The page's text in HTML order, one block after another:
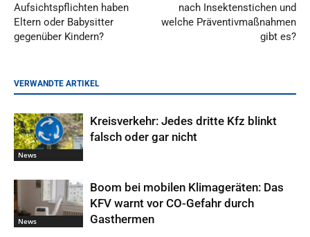
Aufsichtspflichten haben
Eltern oder Babysitter
gegenüber Kindern?
nach Insektenstichen und
welche Präventivmaßnahmen
gibt es?
VERWANDTE ARTIKEL
News
Kreisverkehr: Jedes dritte Kfz blinkt
falsch oder gar nicht
News
Boom bei mobilen Klimageräten: Das
KFV warnt vor CO-Gefahr durch
Gasthermen